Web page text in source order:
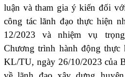
luận và tham gia ý kiến đối
công tác lãnh đạo thực hiện
12/2023 và nhiệm vụ
Chương trình hành động thực
KL/TU, ngày 26/10/2023 của